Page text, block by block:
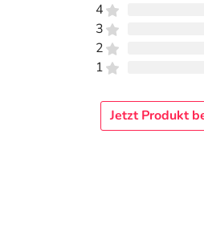
4
3
2
1
Jetzt Produkt